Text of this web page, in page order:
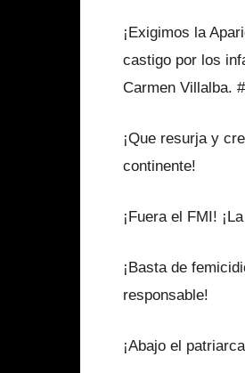
¡Exigimos la
castigo por los
Carmen Villalba.
¡Que resurja y
continente!
¡Fuera el FMI!
¡Basta de
responsable!
¡Abajo el